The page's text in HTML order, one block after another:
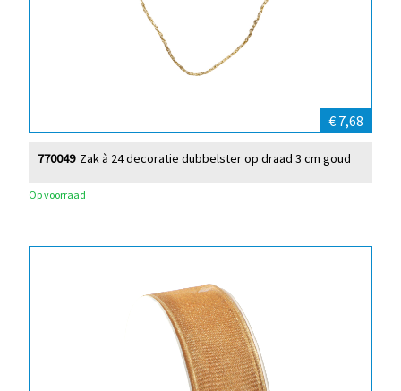
€ 7,68
Zak à 24 decoratie dubbelster op draad 3 cm goud
770049
Op voorraad